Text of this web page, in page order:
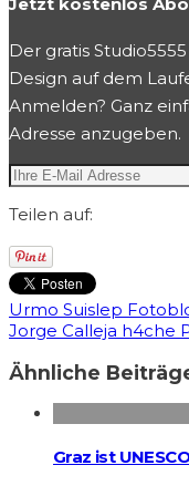
Der gratis
Design auf dem
Anmelden? Ganz
Adresse anzugeben.
Teilen auf:
Urmo Suislep
Jorge Calleja h4che
Ähnliche
Graz ist